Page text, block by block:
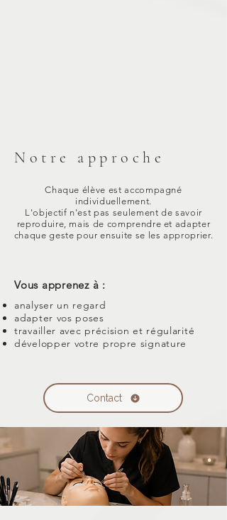
Notre approche
Chaque élève est accompagné
individuellement.
L'objectif n'est pas seulement de savoir
reproduire, mais de comprendre et adapter
chaque geste pour ensuite se les approprier.
Vous apprenez à :
analyser un regard
adapter vos poses
travailler avec précision et régularité
développer votre propre signature
Contact